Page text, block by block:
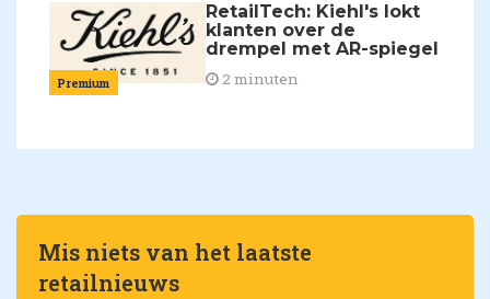
Premium
RetailTech: Kiehl's lokt
klanten over de
drempel met AR-spiegel
2 minuten
Mis niets van het laatste
retailnieuws